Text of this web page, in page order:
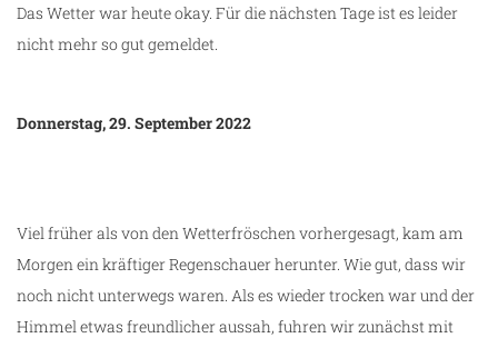
Das Wetter war heute okay. Für die nächsten Tage ist es leider
nicht mehr so gut gemeldet.
Donnerstag, 29. September 2022
Viel früher als von den Wetterfröschen vorhergesagt, kam am
Morgen ein kräftiger Regenschauer herunter. Wie gut, dass wir
noch nicht unterwegs waren. Als es wieder trocken war und der
Himmel etwas freundlicher aussah, fuhren wir zunächst mit